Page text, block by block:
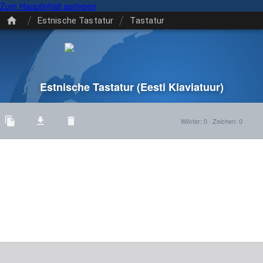
Zum Hauptinhalt springen
/ Estnische Tastatur / Tastatur
Estnische Tastatur(Eesti Klaviatuur)
Wörter: 0 · Zeichen: 0